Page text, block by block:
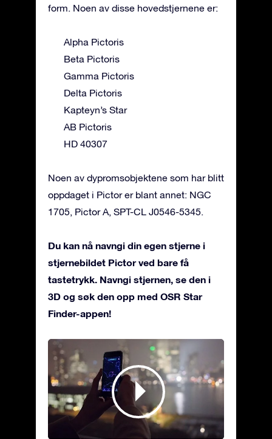
form. Noen av disse hovedstjernene er:
Alpha Pictoris
Beta Pictoris
Gamma Pictoris
Delta Pictoris
Kapteyn’s Star
AB Pictoris
HD 40307
Noen av dypromsobjektene som har blitt
oppdaget i Pictor er blant annet: NGC
1705, Pictor A, SPT-CL J0546-5345.
Du kan nå navngi din egen stjerne i
stjernebildet Pictor ved bare få
tastetrykk. Navngi stjernen, se den i
3D og søk den opp med OSR Star
Finder-appen!